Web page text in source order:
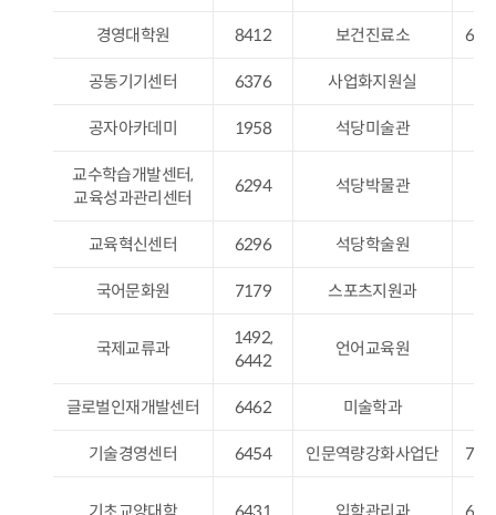
경영대학원 8412 보건진료소
공동기기센터 6376 사업화지원실
공자아카데미 1958 석당미술관
교수학습개발센터,
교육성과관리센터
6294 석당박물관
교육혁신센터 6296 석당학술원
국어문화원 7179 스포츠지원과
국제교류과
1492,
6442
언어교육원
글로벌인재개발센터 6462 미술학과
기술경영센터 6454 인문역량강화사업단